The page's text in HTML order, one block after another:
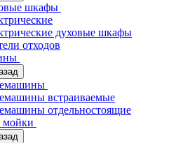
шкафы
духовые шкафы
отходов
встраиваемые
отдельностоящие
мойки